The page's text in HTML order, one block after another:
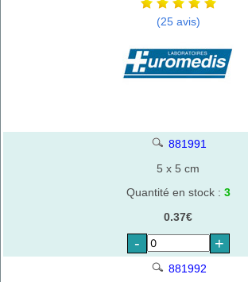
(25 avis)
881991
5 x 5 cm
Quantité en stock : 3
0.37€
- +
881992